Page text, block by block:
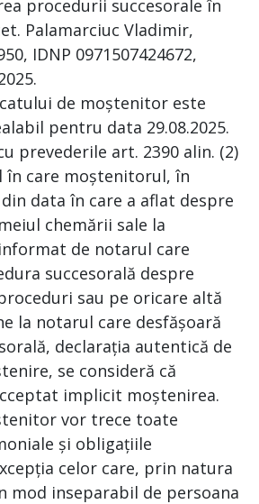
procedurii succesorale în
Palamarciuc Vladimir,
IDNP 0971507424672,
de moștenitor este
pentru data 29.08.2025.
prevederile art. 2390 alin. (2)
în care moștenitorul, în
data în care a aflat despre
chemării sale la
de notarul care
succesorală despre
sau pe oricare altă
la notarul care desfășoară
declarația autentică de
se consideră că
implicit moștenirea.
vor trece toate
și obligațiile
celor care, prin natura
mod inseparabil de persoana